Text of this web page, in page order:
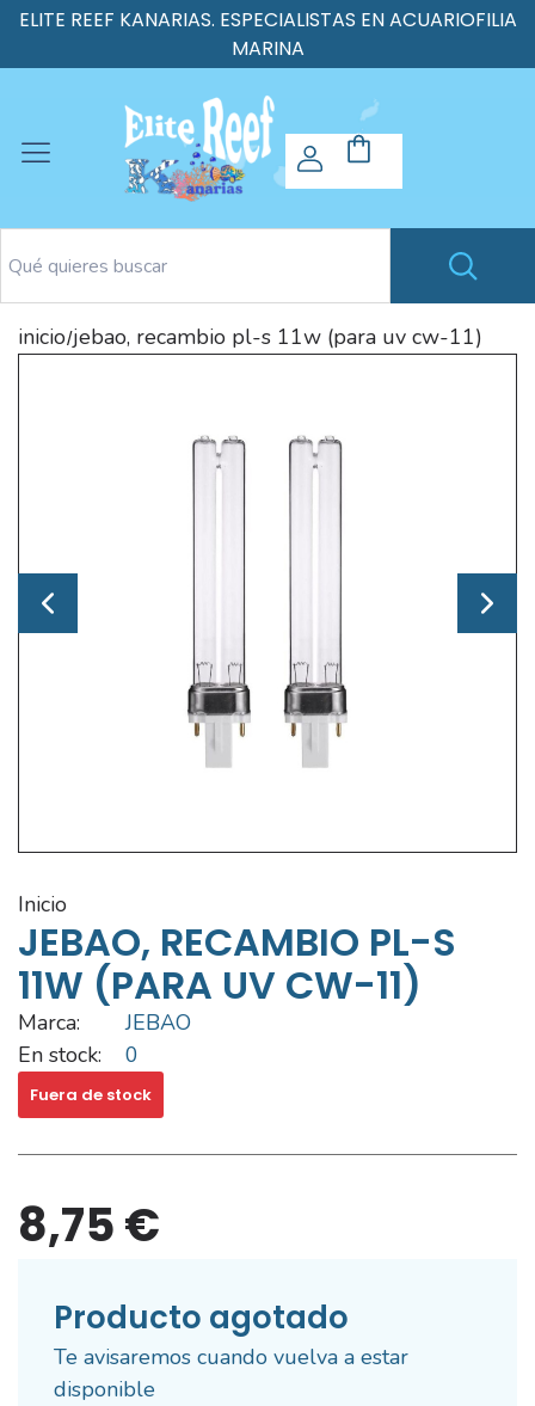
ELITE REEF KANARIAS. ESPECIALISTAS EN ACUARIOFILIA
MARINA
inicio/jebao, recambio pl-s 11w (para uv cw-11)
inicio
JEBAO, RECAMBIO PL-S
11W (PARA UV CW-11)
Marca:
JEBAO
En stock:
0
Fuera de stock
8,75 €
Producto agotado
Te avisaremos cuando vuelva a estar
disponible